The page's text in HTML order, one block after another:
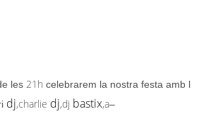
les 21h celebrarem la nostra festa amb l
dj,charlie dj,dj bastix,a–